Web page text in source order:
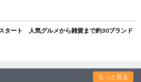
タート 人気グルメから雑貨まで約30ブランド
もっと見る